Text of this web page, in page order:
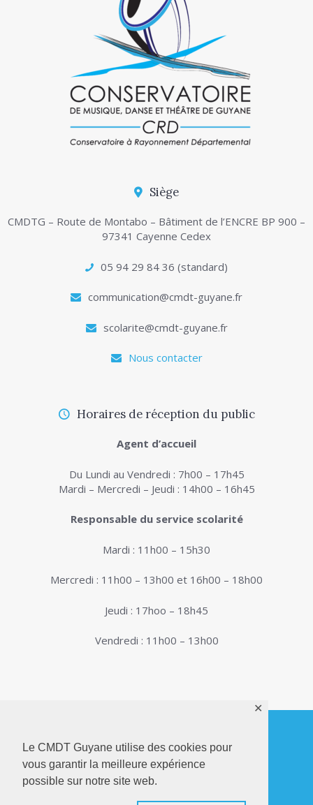
Le CMDT Guyane utilise des cookies pour
vous garantir la meilleure expérience
possible sur notre site web.
✕
Siège
CMDTG – Route de Montabo – Bâtiment de l’ENCRE BP 900 –
97341 Cayenne Cedex
05 94 29 84 36 (standard)
communication@cmdt-guyane.fr
scolarite@cmdt-guyane.fr
Nous contacter
Horaires de réception du public
Agent d’accueil
Du Lundi au Vendredi : 7h00 – 17h45
Mardi – Mercredi – Jeudi : 14h00 – 16h45
Responsable du service scolarité
Mardi : 11h00 – 15h30
Mercredi : 11h00 – 13h00 et 16h00 – 18h00
Jeudi : 17hoo – 18h45
Vendredi : 11h00 – 13h00
© 2026. Conservatoire de Musique, Danse et
Théâtre de Guyane . Tous droits réservés - Site